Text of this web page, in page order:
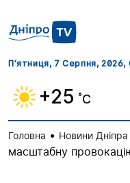
П’ятниця, 7 Серпня, 2026,
+25 ˚C
Головна • Новини Дніпра
масштабну